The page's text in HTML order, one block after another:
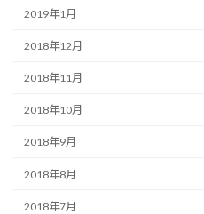
2019年1月
2018年12月
2018年11月
2018年10月
2018年9月
2018年8月
2018年7月